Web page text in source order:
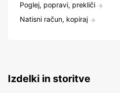
Poglej, popravi, prekliči
Natisni račun, kopiraj
Izdelki in storitve